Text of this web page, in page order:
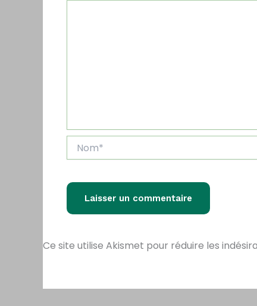
Ce site utilise Akismet pour réduire les